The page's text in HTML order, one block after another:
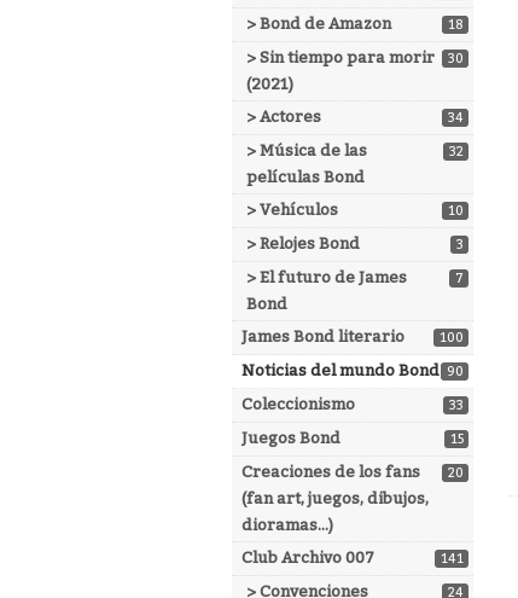
18
> Bond de Amazon
30
> Sin tiempo para morir
(2021)
34
> Actores
32
> Música de las
películas Bond
10
> Vehículos
3
> Relojes Bond
7
> El futuro de James
Bond
100
James Bond literario
90
Noticias del mundo Bond
33
Coleccionismo
15
Juegos Bond
20
Creaciones de los fans
(fan art, juegos, dibujos,
dioramas...)
141
Club Archivo 007
24
> Convenciones